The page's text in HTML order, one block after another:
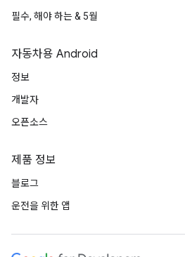
필수, 해야 하는 & 5월
자동차용 Android
정보
개발자
오픈소스
제품 정보
블로그
운전을 위한 앱